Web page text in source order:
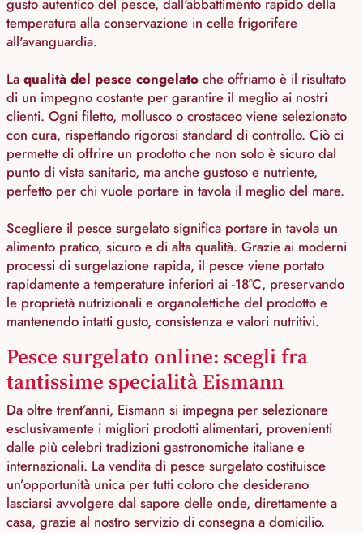
gusto autentico del pesce, dall'abbattimento rapido della
temperatura alla conservazione in celle frigorifere
all'avanguardia.
La qualità del pesce congelato che offriamo è il risultato
di un impegno costante per garantire il meglio ai nostri
clienti. Ogni filetto, mollusco o crostaceo viene selezionato
con cura, rispettando rigorosi standard di controllo. Ciò ci
permette di offrire un prodotto che non solo è sicuro dal
punto di vista sanitario, ma anche gustoso e nutriente,
perfetto per chi vuole portare in tavola il meglio del mare.
Scegliere il pesce surgelato significa portare in tavola un
alimento pratico, sicuro e di alta qualità. Grazie ai moderni
processi di surgelazione rapida, il pesce viene portato
rapidamente a temperature inferiori ai -18°C, preservando
le proprietà nutrizionali e organolettiche del prodotto e
mantenendo intatti gusto, consistenza e valori nutritivi.
Pesce surgelato online: scegli fra
tantissime specialità Eismann
Da oltre trent’anni, Eismann si impegna per selezionare
esclusivamente i migliori prodotti alimentari, provenienti
dalle più celebri tradizioni gastronomiche italiane e
internazionali. La vendita di pesce surgelato costituisce
un’opportunità unica per tutti coloro che desiderano
lasciarsi avvolgere dal sapore delle onde, direttamente a
casa, grazie al nostro servizio di consegna a domicilio.